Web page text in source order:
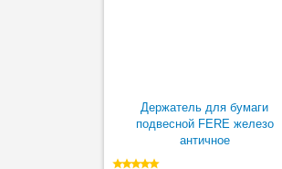
Держатель для бумаги
подвесной FERE железо
античное